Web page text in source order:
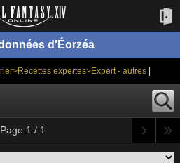
d'Éorzéa
expertes>Expert - autres|
Page 1 / 1